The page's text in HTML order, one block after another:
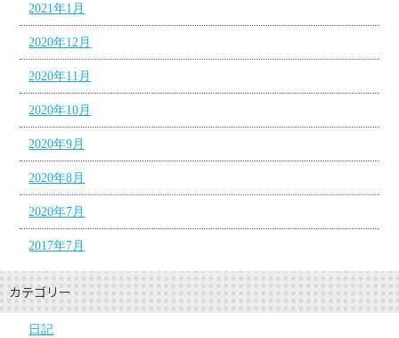
2021年1月
2020年12月
2020年11月
2020年10月
2020年9月
2020年8月
2020年7月
2017年7月
カテゴリー
日記